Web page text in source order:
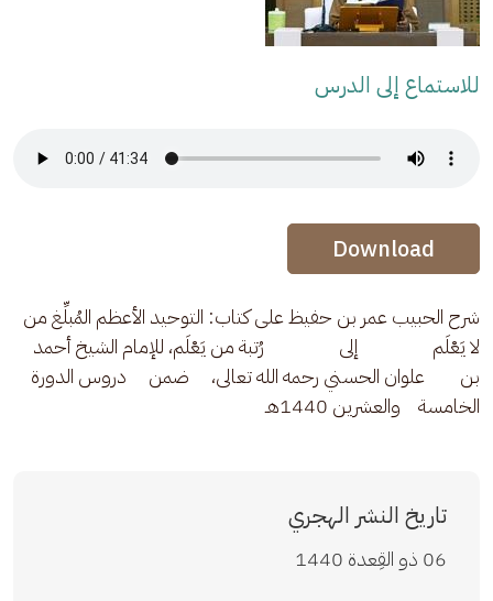
للاستماع إلى الدرس
Audio Stream
Audio Stream
Download
شرح الحبيب عمر بن حفيظ على كتاب: التوحيد الأعظم المُبلِّغ من
لا يَعْلَم                 إلى                 رُتبة من يَعْلَم، للإمام الشيخ أحمد
بن        علوان الحسني رحمه الله تعالى،     ضمن     دروس الدورة
الخامسة    والعشرين 1440هـ
تاريخ النشر الهجري
06 ذو القِعدة 1440